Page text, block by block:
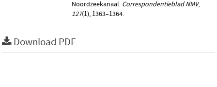
Noordzeekanaal. Correspondentieblad NMV,
127(1), 1363–1364.
Download PDF